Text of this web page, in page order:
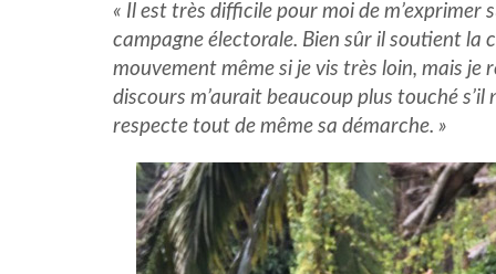
« Il est très difficile pour moi de
campagne électorale. Bien sûr il soutient la
mouvement même si je vis très loin, mais
discours m’aurait beaucoup plus touché
respecte tout de même sa démarche. »